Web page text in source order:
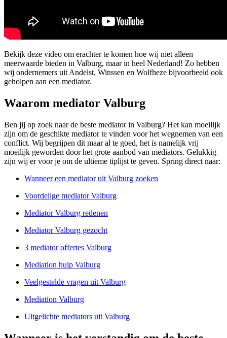
Bekijk deze video om erachter te komen hoe wij niet alleen
meerwaarde bieden in Valburg, maar in heel Nederland! Zo hebben
wij ondernemers uit Andelst, Winssen en Wolfheze bijvoorbeeld ook
geholpen aan een mediator.
Waarom mediator Valburg
Ben jij op zoek naar de beste mediator in Valburg? Het kan moeilijk
zijn om de geschikte mediator te vinden voor het wegnemen van een
conflict. Wij begrijpen dit maar al te goed, het is namelijk vrij
moeilijk geworden door het grote aanbod van mediators. Gelukkig
zijn wij er voor je om de ultieme tiplijst te geven. Spring direct naar:
Wanneer een mediator uit Valburg zoeken
Voordelige mediator Valburg
Mediator Valburg redenen
Mediator Valburg gezocht
3 mediator offertes Valburg
Mediation hulp Valburg
Veelgestelde vragen uit Valburg
Mediation Valburg
Uitgelichte mediators uit Valburg